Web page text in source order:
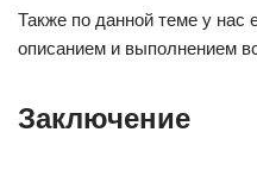
Также по данной теме у нас
описанием и выполнением
Заключение